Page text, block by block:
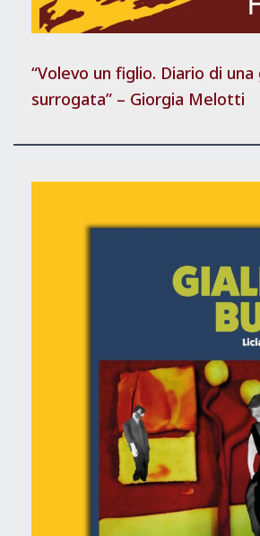
“Volevo un figlio. Diario di una
surrogata” – Giorgia Melotti